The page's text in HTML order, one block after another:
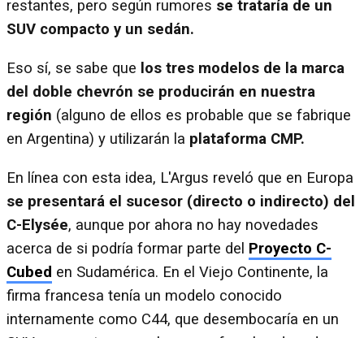
restantes, pero según rumores se trataría de un
SUV compacto y un sedán.
Eso sí, se sabe que los tres modelos de la marca
del doble chevrón se producirán en nuestra
región (alguno de ellos es probable que se fabrique
en Argentina) y utilizarán la plataforma CMP.
En línea con esta idea, L'Argus reveló que en Europa
se presentará el sucesor (directo o indirecto) del
C-Elysée, aunque por ahora no hay novedades
acerca de si podría formar parte del Proyecto C-
Cubed en Sudamérica. En el Viejo Continente, la
firma francesa tenía un modelo conocido
internamente como C44, que desembocaría en un